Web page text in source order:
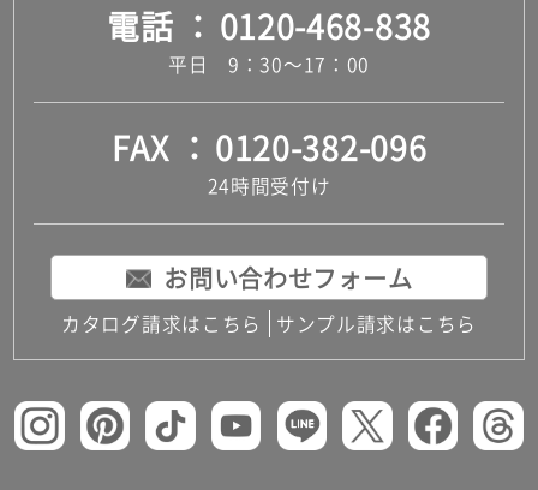
電話 0120-468-838
平日 9：30～17：00
FAX 0120-382-096
24時間受付け
お問い合わせフォーム
カタログ請求はこちら サンプル請求はこちら